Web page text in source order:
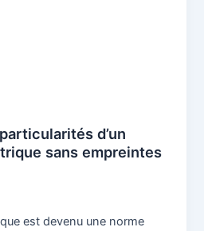
d’un
sans empreintes
est devenu une norme